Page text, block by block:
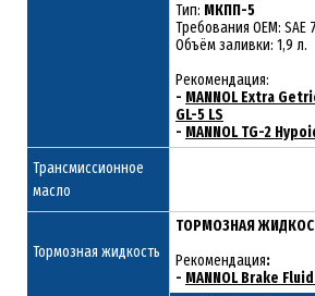
Тип: МКПП-5
Требования OEM: SAE
Объём заливки: 1,9 л.
Рекомендация:
- MANNOL Extra
GL-5 LS
- MANNOL TG-2
Трансмиссионное
масло
Тормозная жидкость
ТОРМОЗНАЯ
Рекомендация:
- MANNOL Brake